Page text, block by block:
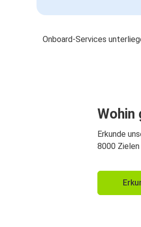
Onboard-Services
Wohin
Erkunde
8000